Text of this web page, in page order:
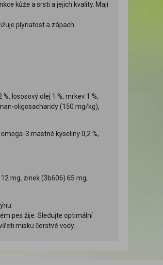
kůže a srsti a jejich kvality. Mají
plynatost a zápach
lososový olej 1 %, mrkev 1 %,
oligosacharidy (150 mg/kg),
3 mastné kyseliny 0,2 %,
mg, zinek (3b606) 65 mg,
pes žije. Sledujte optimální
misku čerstvé vody.